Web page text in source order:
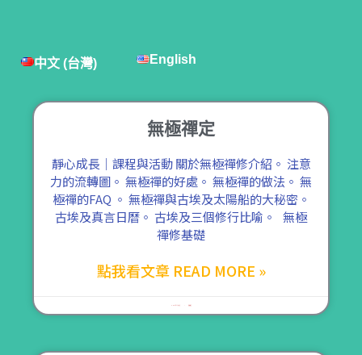
中文 (台灣) English
無極禪定
靜心成長｜課程與活動 關於無極禪修介紹。 注意
力的流轉圖。 無極禪的好處。 無極禪的做法。 無
極禪的FAQ 。 無極禪與古埃及太陽船的大秘密。
古埃及真言日曆。 古埃及三個修行比喻。 無極
禪修基礎
點我看文章 READ MORE »